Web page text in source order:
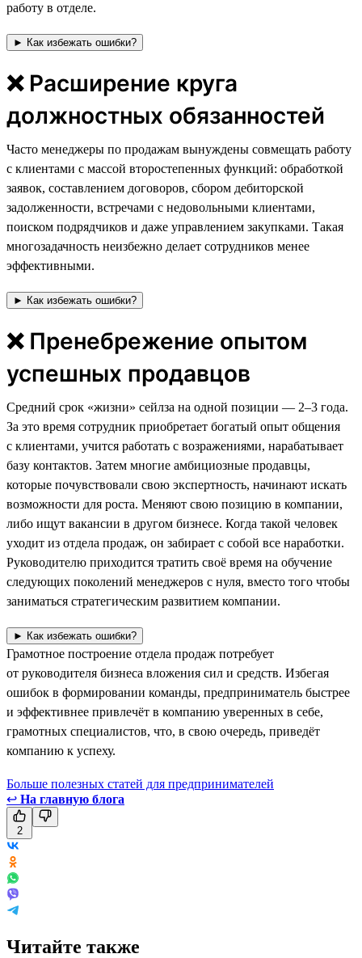
работу в отделе.
► Как избежать ошибки?
❌ Расширение круга
должностных обязанностей
Часто менеджеры по продажам вынуждены совмещать работу
с клиентами с массой второстепенных функций: обработкой
заявок, составлением договоров, сбором дебиторской
задолженности, встречами с недовольными клиентами,
поиском подрядчиков и даже управлением закупками. Такая
многозадачность неизбежно делает сотрудников менее
эффективными.
► Как избежать ошибки?
❌ Пренебрежение опытом
успешных продавцов
Средний срок «жизни» сейлза на одной позиции — 2–3 года.
За это время сотрудник приобретает богатый опыт общения
с клиентами, учится работать с возражениями, нарабатывает
базу контактов. Затем многие амбициозные продавцы,
которые почувствовали свою экспертность, начинают искать
возможности для роста. Меняют свою позицию в компании,
либо ищут вакансии в другом бизнесе. Когда такой человек
уходит из отдела продаж, он забирает с собой все наработки.
Руководителю приходится тратить своё время на обучение
следующих поколений менеджеров с нуля, вместо того чтобы
заниматься стратегическим развитием компании.
► Как избежать ошибки?
Грамотное построение отдела продаж потребует
от руководителя бизнеса вложения сил и средств. Избегая
ошибок в формировании команды, предприниматель быстрее
и эффективнее привлечёт в компанию уверенных в себе,
грамотных специалистов, что, в свою очередь, приведёт
компанию к успеху.
Больше полезных статей для предпринимателей
↩ На главную блога
2
Читайте также